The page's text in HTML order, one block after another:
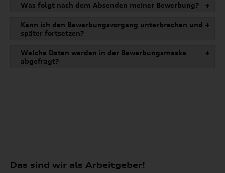
Was folgt nach dem Absenden meiner Bewerbung? +
Kann ich den Bewerbungsvorgang unterbrechen und
später fortsetzen?
+
Welche Daten werden in der Bewerbungsmaske
abgefragt?
+
Das sind wir als Arbeitgeber!